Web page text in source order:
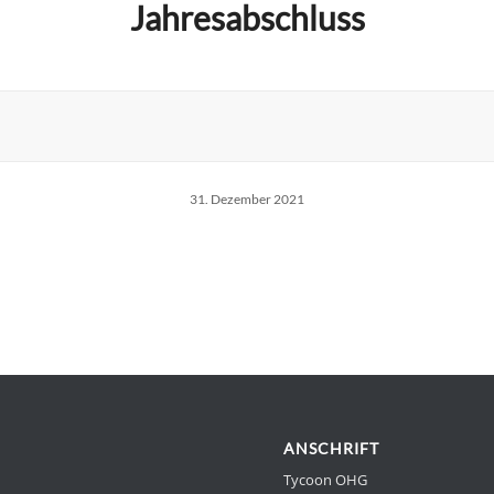
Jahresabschluss
31. Dezember 2021
ANSCHRIFT
Tycoon OHG